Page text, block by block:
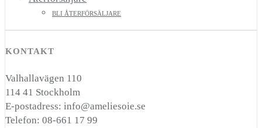
BLI ÅTERFÖRSÄLJARE
KONTAKT
Valhallavägen 110
114 41 Stockholm
E-postadress: info@ameliesoie.se
Telefon: 08-661 17 99